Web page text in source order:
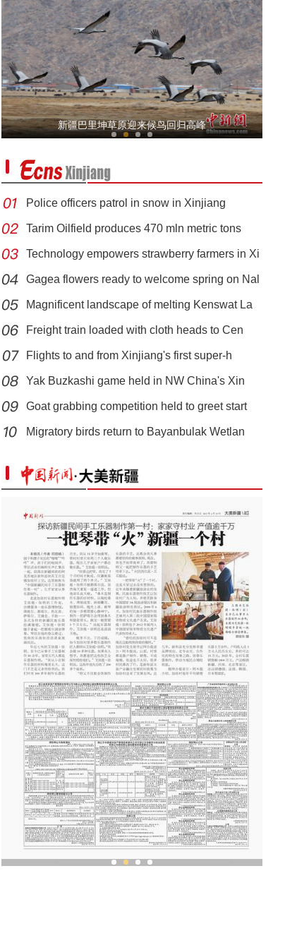
新疆昆玉市：昆仑山下群鸟翱翔风景如画
新疆巴楚县：瓜果启用滴灌模式 节水提产量
新疆巴里坤草原迎来候鸟回归高峰
Police officers patrol in snow in Xinjiang
Tarim Oilfield produces 470 mln metric tons
Technology empowers strawberry farmers in Xi
Gagea flowers ready to welcome spring on Nal
Magnificent landscape of melting Kenswat La
Freight train loaded with cloth heads to Cen
Flights to and from Xinjiang's first super-h
Yak Buzkashi game held in NW China's Xin
Goat grabbing competition held to greet start
Migratory birds return to Bayanbulak Wetlan